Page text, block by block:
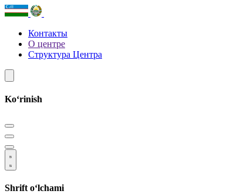
Контакты
О центре
Структура Центра
Koʻrinish
Shrift oʻlchami